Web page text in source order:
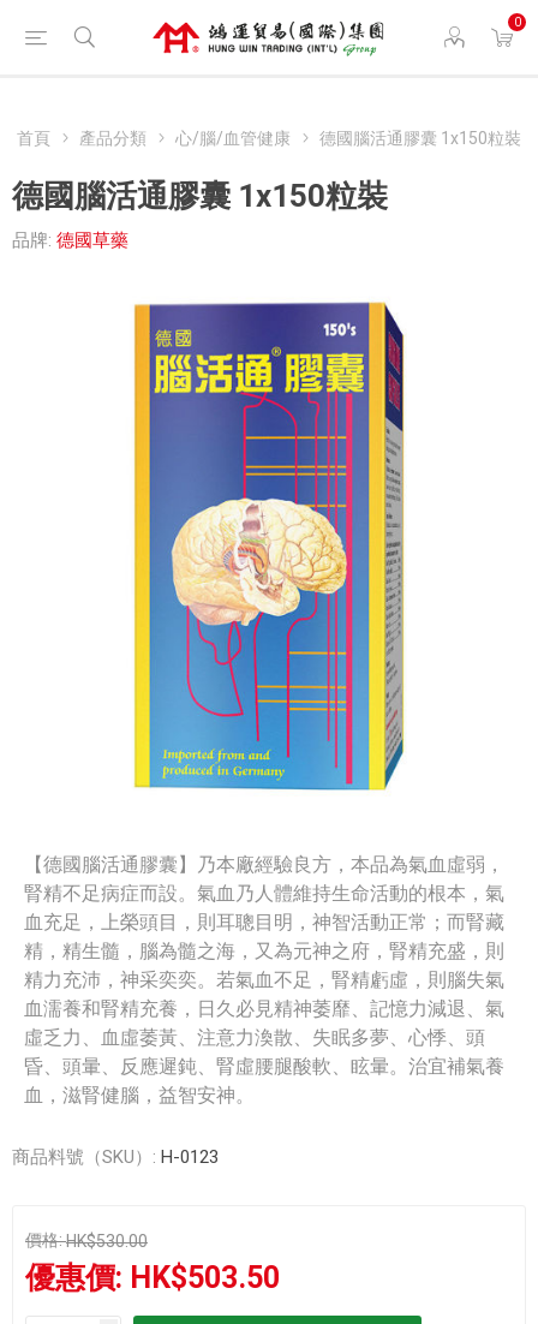
0
首頁 產品分類 心/腦/血管健康 德國腦活通膠囊 1x150粒裝
德國腦活通膠囊 1x150粒裝
品牌: 德國草藥
【德國腦活通膠囊】乃本廠經驗良方，本品為氣血虛弱，
腎精不足病症而設。氣血乃人體維持生命活動的根本，氣
血充足，上榮頭目，則耳聰目明，神智活動正常；而腎藏
精，精生髓，腦為髓之海，又為元神之府，腎精充盛，則
精力充沛，神采奕奕。若氣血不足，腎精虧虛，則腦失氣
血濡養和腎精充養，日久必見精神萎靡、記憶力減退、氣
虛乏力、血虛萎黃、注意力渙散、失眠多夢、心悸、頭
昏、頭暈、反應遲鈍、腎虛腰腿酸軟、眩暈。治宜補氣養
血，滋腎健腦，益智安神。
商品料號（SKU）: H-0123
價格:HK$530.00
優惠價: HK$503.50